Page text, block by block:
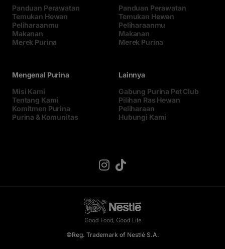
Panduan Perawatan
Temukan Hewan
Peliharaanmu
Makanan
Merek Purina
Panduan Perawatan
Temukan Hewan
Peliharaanmu
Makanan
Merek Purina
Mengenal Purina
Misi Kami
Tentang Kami
Komitmen Purina
Purina & Komunitas
Lainnya
Gabung Purina Pet Club
Pilihan Ras Hewan
Peliharaan
Hubungi Kami
©Reg. Trademark of Nestlé S.A.